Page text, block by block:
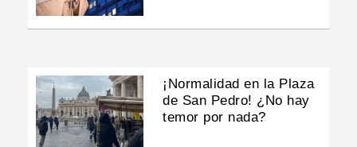
¡Normalidad en la Plaza
de San Pedro! ¿No hay
temor por nada?